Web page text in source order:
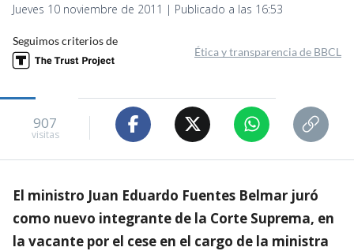
Jueves 10 noviembre de 2011 | Publicado a las 16:53
Seguimos criterios de
Ética y transparencia de BBCL
907
visitas
El ministro Juan Eduardo Fuentes Belmar juró
como nuevo integrante de la Corte Suprema, en
la vacante por el cese en el cargo de la ministra